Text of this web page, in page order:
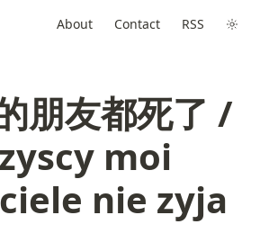
About Contact RSS
朋友都死了 /
moi
nie zyja